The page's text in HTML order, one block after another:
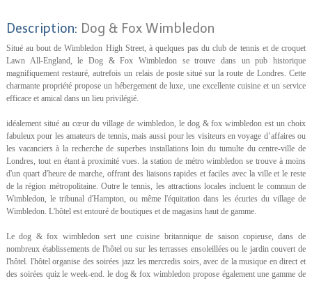
Description: Dog & Fox Wimbledon
Situé au bout de Wimbledon High Street, à quelques pas du club de tennis et de croquet
Lawn All-England, le Dog & Fox Wimbledon se trouve dans un pub historique
magnifiquement restauré, autrefois un relais de poste situé sur la route de Londres. Cette
charmante propriété propose un hébergement de luxe, une excellente cuisine et un service
efficace et amical dans un lieu privilégié.
idéalement situé au cœur du village de wimbledon, le dog & fox wimbledon est un choix
fabuleux pour les amateurs de tennis, mais aussi pour les visiteurs en voyage d’affaires ou
les vacanciers à la recherche de superbes installations loin du tumulte du centre-ville de
Londres, tout en étant à proximité vues. la station de métro wimbledon se trouve à moins
d'un quart d'heure de marche, offrant des liaisons rapides et faciles avec la ville et le reste
de la région métropolitaine. Outre le tennis, les attractions locales incluent le commun de
Wimbledon, le tribunal d'Hampton, ou même l'équitation dans les écuries du village de
Wimbledon. L'hôtel est entouré de boutiques et de magasins haut de gamme.
Le dog & fox wimbledon sert une cuisine britannique de saison copieuse, dans de
nombreux établissements de l'hôtel ou sur les terrasses ensoleillées ou le jardin couvert de
l'hôtel. l'hôtel organise des soirées jazz les mercredis soirs, avec de la musique en direct et
des soirées quiz le week-end. le dog & fox wimbledon propose également une gamme de